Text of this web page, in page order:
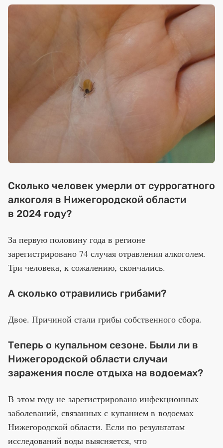
Сколько человек умерли от суррогатного
алкоголя в Нижегородской области
в 2024 году?
За первую половину года в регионе
зарегистрировано 74 случая отравления алкоголем.
Три человека, к сожалению, скончались.
А сколько отравились грибами?
Двое. Причиной стали грибы собственного сбора.
Теперь о купальном сезоне. Были ли в
Нижегородской области случаи
заражения после отдыха на водоемах?
В этом году не зарегистрировано инфекционных
заболеваний, связанных с купанием в водоемах
Нижегородской области. Если по результатам
исследований воды выясняется, что